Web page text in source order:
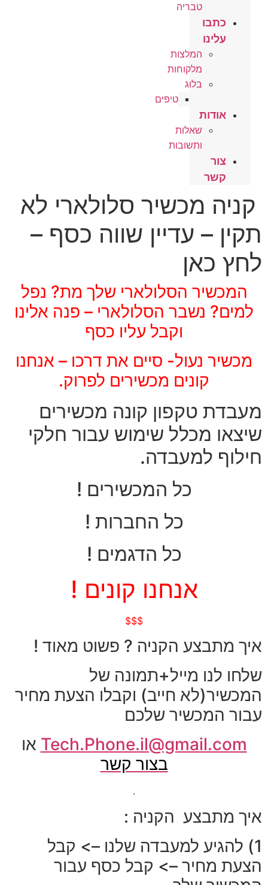
טבריה
כתבו
עלינו
המלצות
מלקוחות
בלוג
טיפים
אודות
שאלות
ותשובות
צור
קשר
קניה מכשיר סלולארי לא
תקין – עדיין שווה כסף –
לחץ כאן
המכשיר הסלולארי שלך מת? נפל
למים? נשבר הסלולארי – פנה אלינו
וקבל עליו כסף
מכשיר נעול- סיים את דרכו – אנחנו
קונים מכשירים לפרוק.
מעבדת טקפון קונה מכשירים
שיצאו מכלל שימוש עבור חלקי
חילוף למעבדה.
כל המכשירים !
כל החברות !
כל הדגמים !
אנחנו קונים !
$$$
איך מתבצע הקניה ? פשוט מאוד !
שלחו לנו מייל+תמונה של
המכשיר(לא חייב) וקבלו הצעת מחיר
עבור המכשיר שלכם
Tech.Phone.il@gmail.com או
בצור קשר
.
איך מתבצע הקניה :
1) להגיע למעבדה שלנו –> קבל
הצעת מחיר –> קבל כסף עבור